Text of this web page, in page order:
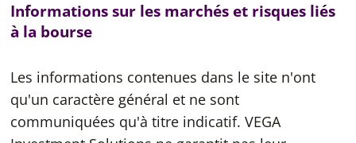
Informations sur les marchés et risques liés
à la bourse
Les informations contenues dans le site n'ont
qu'un caractère général et ne sont
communiquées qu'à titre indicatif. VEGA